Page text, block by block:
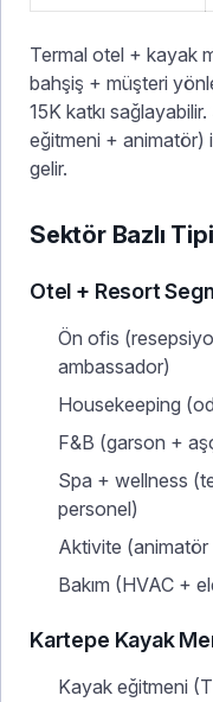
Termal otel + kayak
bahşiş + müşteri
15K katkı
eğitmeni + animatör)
gelir.
Sektör Bazlı
Otel + Resort
Ön ofis
ambassador)
Housekeeping
F&B (garson +
Spa + wellness
personel)
Aktivite
Bakım (HVAC +
Kartepe Kayak
Kayak eğitmeni